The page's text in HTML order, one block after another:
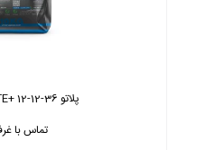
پلاتو 36-12-12 +SW+AA+TE
تماس با